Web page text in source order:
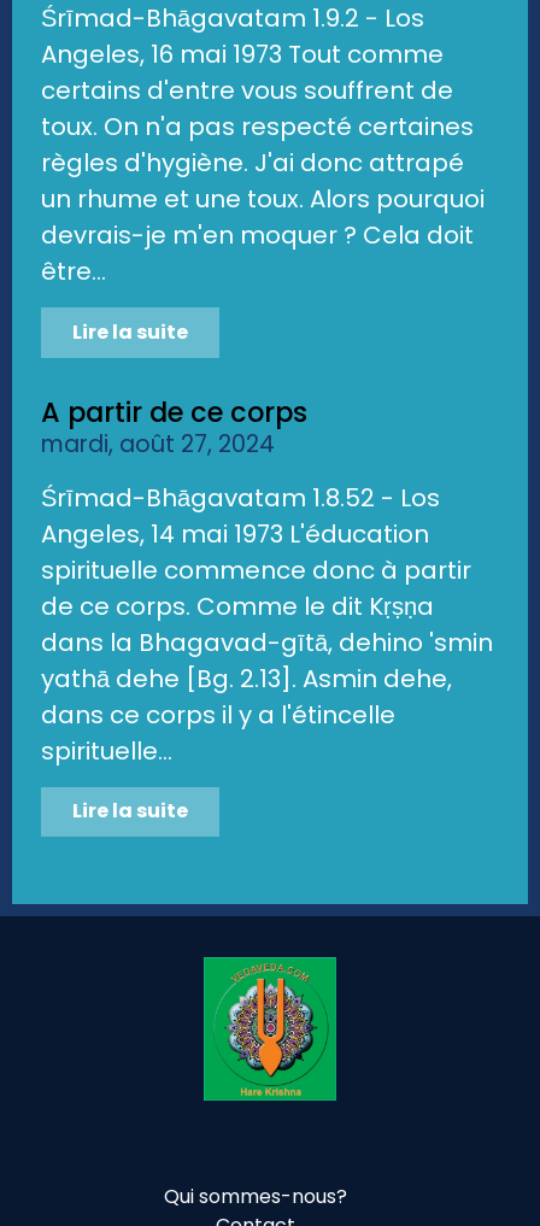
Śrīmad-Bhāgavatam 1.9.2 - Los
Angeles, 16 mai 1973 Tout comme
certains d'entre vous souffrent de
toux. On n'a pas respecté certaines
règles d'hygiène. J'ai donc attrapé
un rhume et une toux. Alors pourquoi
devrais-je m'en moquer ? Cela doit
être...
Lire la suite
A partir de ce corps
mardi, août 27, 2024
Śrīmad-Bhāgavatam 1.8.52 - Los
Angeles, 14 mai 1973 L'éducation
spirituelle commence donc à partir
de ce corps. Comme le dit Kṛṣṇa
dans la Bhagavad-gītā, dehino 'smin
yathā dehe [Bg. 2.13]. Asmin dehe,
dans ce corps il y a l'étincelle
spirituelle...
Lire la suite
Qui sommes-nous?